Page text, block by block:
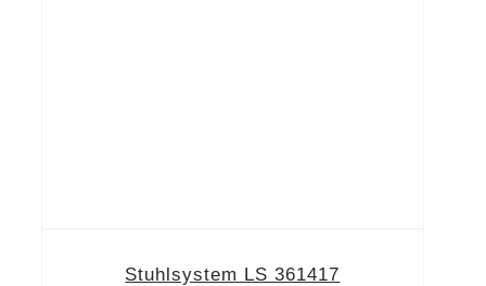
Stuhlsystem LS 361417